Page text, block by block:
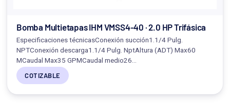
Bomba Multietapas IHM VMSS4-40 · 2.0 HP Trifásica
Especificaciones técnicasConexión succión1.1/4 Pulg.
NPTConexión descarga1.1/4 Pulg. NptAltura (ADT) Max60
MCaudal Max35 GPMCaudal medio26…
COTIZABLE